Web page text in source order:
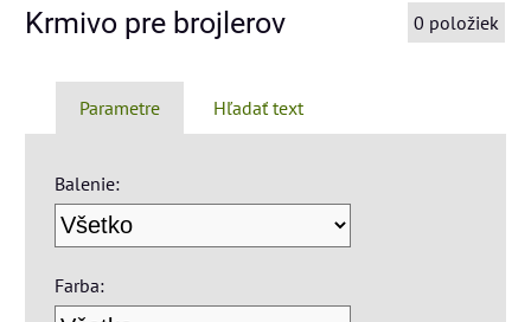
Krmivo pre brojlerov 0 položiek
Parametre Hľadať text
Balenie:
Farba: